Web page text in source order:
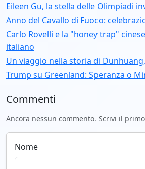
Eileen Gu, la stella delle Olimpiadi
Anno del Cavallo di Fuoco:
Carlo Rovelli e la "honey trap"
italiano
Un viaggio nella storia di
Trump su Greenland: Speranza o
Commenti
Ancora nessun commento. Scrivi il
Nome